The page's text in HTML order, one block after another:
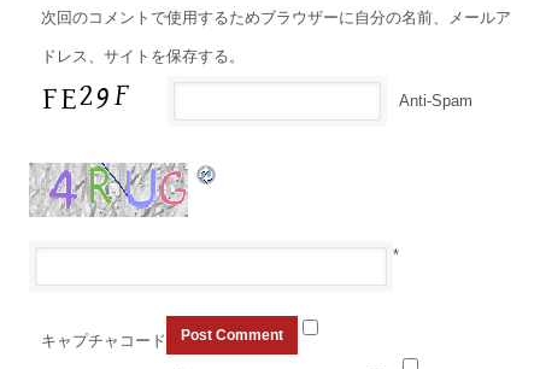
次回のコメントで使用するためブラウザーに自分の名前、メールア
ドレス、サイトを保存する。
Anti-Spam
キャプチャコード
*